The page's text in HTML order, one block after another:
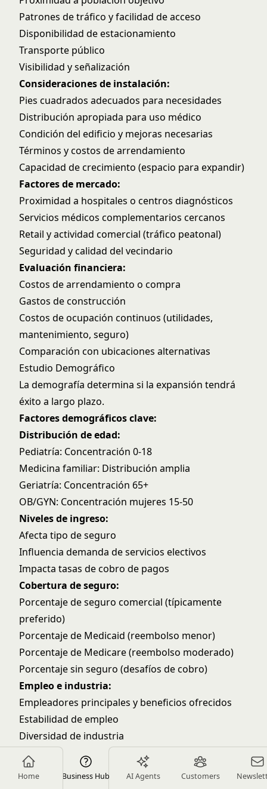
Home Business Hub AI Agents Customers
Patrones de tráfico y facilidad de acceso
Disponibilidad de estacionamiento
Transporte público
Visibilidad y señalización
Consideraciones de instalación:
Pies cuadrados adecuados para necesidades
Distribución apropiada para uso médico
Condición del edificio y mejoras necesarias
Términos y costos de arrendamiento
Capacidad de crecimiento (espacio para expandir)
Factores de mercado:
Proximidad a hospitales o centros diagnósticos
Servicios médicos complementarios cercanos
Retail y actividad comercial (tráfico peatonal)
Seguridad y calidad del vecindario
Evaluación financiera:
Costos de arrendamiento o compra
Gastos de construcción
Costos de ocupación continuos (utilidades,
mantenimiento, seguro)
Comparación con ubicaciones alternativas
Estudio Demográfico
La demografía determina si la expansión tendrá
éxito a largo plazo.
Factores demográficos clave:
Distribución de edad:
Pediatría: Concentración 0-18
Medicina familiar: Distribución amplia
Geriatría: Concentración 65+
OB/GYN: Concentración mujeres 15-50
Niveles de ingreso:
Afecta tipo de seguro
Influencia demanda de servicios electivos
Impacta tasas de cobro de pagos
Cobertura de seguro:
Porcentaje de seguro comercial (típicamente
preferido)
Porcentaje de Medicaid (reembolso menor)
Porcentaje de Medicare (reembolso moderado)
Porcentaje sin seguro (desafíos de cobro)
Empleo e industria:
Empleadores principales y beneficios ofrecidos
Estabilidad de empleo
Diversidad de industria
Tendencias poblacionales:
Crecimiento o declive